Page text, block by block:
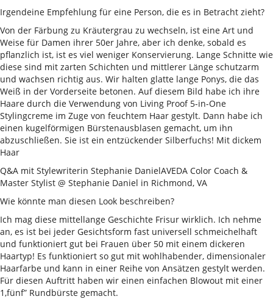
Irgendeine Empfehlung für eine Person, die es in Betracht zieht?
Von der Färbung zu Kräutergrau zu wechseln, ist eine Art und
Weise für Damen ihrer 50er Jahre, aber ich denke, sobald es
pflanzlich ist, ist es viel weniger Konservierung. Lange Schnitte wie
diese sind mit zarten Schichten und mittlerer Länge schutzarm
und wachsen richtig aus. Wir halten glatte lange Ponys, die das
Weiß in der Vorderseite betonen. Auf diesem Bild habe ich ihre
Haare durch die Verwendung von Living Proof 5-in-One
Stylingcreme im Zuge von feuchtem Haar gestylt. Dann habe ich
einen kugelförmigen Bürstenausblasen gemacht, um ihn
abzuschließen. Sie ist ein entzückender Silberfuchs! Mit dickem
Haar
Q&A mit Stylewriterin Stephanie DanielAVEDA Color Coach &
Master Stylist @ Stephanie Daniel in Richmond, VA
Wie könnte man diesen Look beschreiben?
Ich mag diese mittellange Geschichte Frisur wirklich. Ich nehme
an, es ist bei jeder Gesichtsform fast universell schmeichelhaft
und funktioniert gut bei Frauen über 50 mit einem dickeren
Haartyp! Es funktioniert so gut mit wohlhabender, dimensionaler
Haarfarbe und kann in einer Reihe von Ansätzen gestylt werden.
Für diesen Auftritt haben wir einen einfachen Blowout mit einer
1,fünf” Rundbürste gemacht.